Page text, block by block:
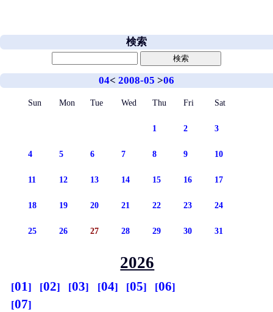
検索
04< 2008-05 >06
Sun Mon Tue Wed Thu Fri Sat
1 2 3
4 5 6 7 8 9 10
11 12 13 14 15 16 17
18 19 20 21 22 23 24
25 26 27 28 29 30 31
2026
01 02 03 04 05
06
07